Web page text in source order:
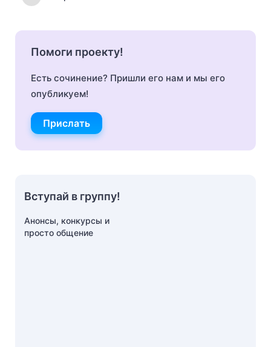
Помоги проекту!
Есть сочинение? Пришли его нам и мы его
опубликуем!
Прислать
Вступай в группу!
Анонсы, конкурсы и
просто общение